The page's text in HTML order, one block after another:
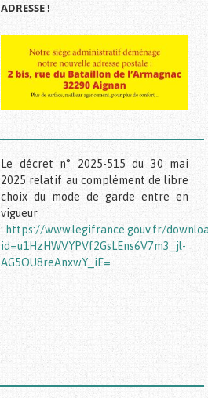
ADRESSE !
Le décret n° 2025-515 du 30 mai
2025 relatif au complément de libre
choix du mode de garde entre en
vigueur
: https://www.legifrance.gouv.fr/
id=u1HzHWVYPVf2GsLEns6V7m3_jl-
AG5OU8reAnxwY_iE=